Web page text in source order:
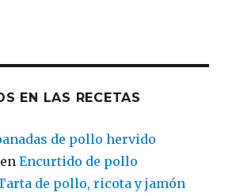
EN LAS RECETAS
de pollo hervido
enEncurtido de pollo
de pollo, ricota y jamón